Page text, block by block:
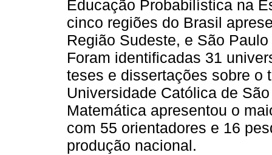
Educação Probabilística na
cinco regiões do Brasil
Região Sudeste, e São
Foram identificadas 31
teses e dissertações sobre o
Universidade Católica de
Matemática apresentou o
com 55 orientadores e 16
produção nacional.